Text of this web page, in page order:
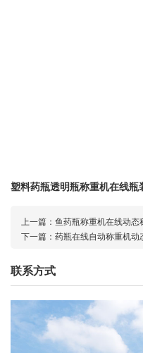
塑料药瓶透明瓶称重机在线
上一篇： 鱼药瓶称重机在线动
下一篇： 药瓶在线自动称重机
联系方式